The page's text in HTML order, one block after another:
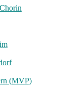
(MVP)